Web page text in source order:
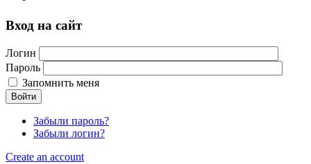
Вход на сайт
Логин
Пароль
Запомнить меня
Войти
Забыли пароль?
Забыли логин?
Create an account